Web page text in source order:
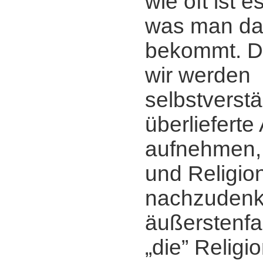
was man
bekommt.
wir werden
überlieferte
und
„die”